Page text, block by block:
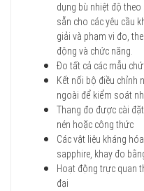
dụng bù nhiệt độ theo
sẵn cho các yêu cầu
giải và phạm vi đo,
động và chức năng.
Đo tất cả các mẫu
Kết nối bộ điều chỉnh
ngoài để kiểm soát
Thang đo được cài
nén hoặc công thức
Các vật liệu kháng
sapphire, khay đo
Hoạt động trực quan
đại